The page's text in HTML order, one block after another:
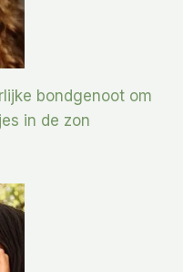
bondgenoot om
in de zon